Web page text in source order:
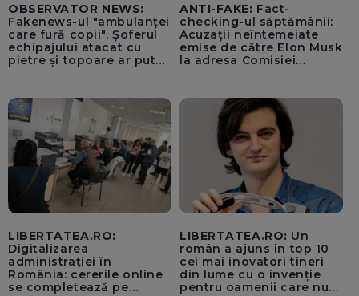
OBSERVATOR NEWS:
Fakenews-ul "ambulanței
care fură copii". Șoferul
echipajului atacat cu
pietre și topoare ar putea
ANTI-FAKE: Fact-
checking-ul săptămânii:
Acuzații neîntemeiate
emise de către Elon Musk
la adresa Comisiei
pentru instaurarea
„cenzurii” pe platforma X
LIBERTATEA.RO:
Digitalizarea
administrației în
România: cererile online
se completează pe
LIBERTATEA.RO: Un
român a ajuns în top 10
cei mai inovatori tineri
din lume cu o invenție
pentru oamenii care nu